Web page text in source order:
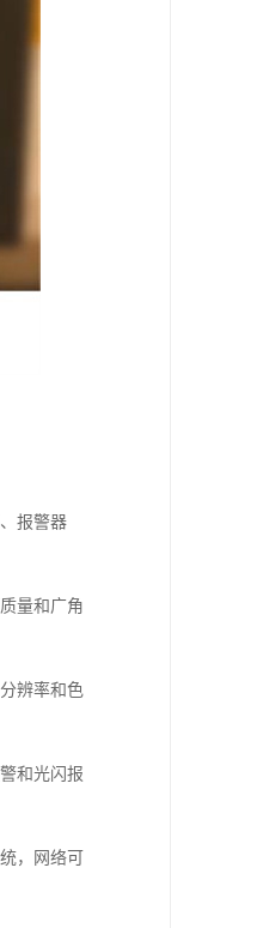
报警器
量和广角
辨率和色
和光闪报
，网络可